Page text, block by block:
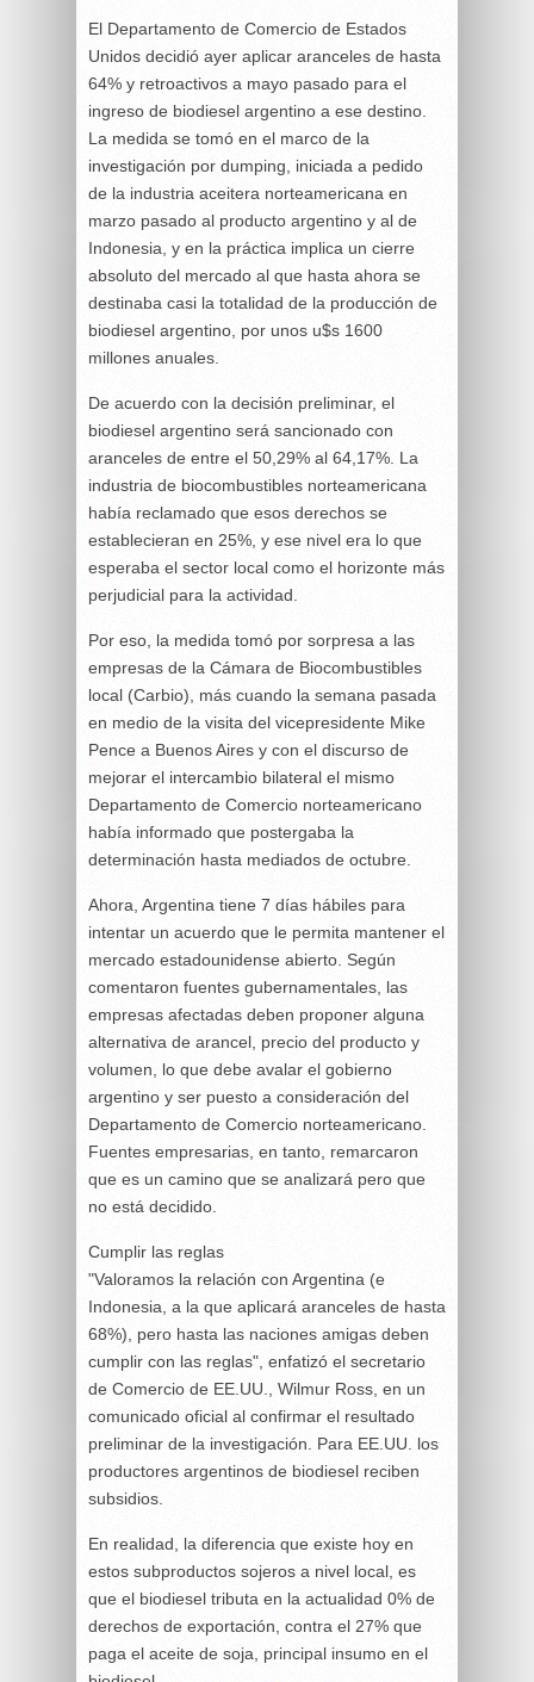
El Departamento de Comercio de Estados
Unidos decidió ayer aplicar aranceles de hasta
64% y retroactivos a mayo pasado para el
ingreso de biodiesel argentino a ese destino.
La medida se tomó en el marco de la
investigación por dumping, iniciada a pedido
de la industria aceitera norteamericana en
marzo pasado al producto argentino y al de
Indonesia, y en la práctica implica un cierre
absoluto del mercado al que hasta ahora se
destinaba casi la totalidad de la producción de
biodiesel argentino, por unos u$s 1600
millones anuales.
De acuerdo con la decisión preliminar, el
biodiesel argentino será sancionado con
aranceles de entre el 50,29% al 64,17%. La
industria de biocombustibles norteamericana
había reclamado que esos derechos se
establecieran en 25%, y ese nivel era lo que
esperaba el sector local como el horizonte más
perjudicial para la actividad.
Por eso, la medida tomó por sorpresa a las
empresas de la Cámara de Biocombustibles
local (Carbio), más cuando la semana pasada
en medio de la visita del vicepresidente Mike
Pence a Buenos Aires y con el discurso de
mejorar el intercambio bilateral el mismo
Departamento de Comercio norteamericano
había informado que postergaba la
determinación hasta mediados de octubre.
Ahora, Argentina tiene 7 días hábiles para
intentar un acuerdo que le permita mantener el
mercado estadounidense abierto. Según
comentaron fuentes gubernamentales, las
empresas afectadas deben proponer alguna
alternativa de arancel, precio del producto y
volumen, lo que debe avalar el gobierno
argentino y ser puesto a consideración del
Departamento de Comercio norteamericano.
Fuentes empresarias, en tanto, remarcaron
que es un camino que se analizará pero que
no está decidido.
Cumplir las reglas
"Valoramos la relación con Argentina (e
Indonesia, a la que aplicará aranceles de hasta
68%), pero hasta las naciones amigas deben
cumplir con las reglas", enfatizó el secretario
de Comercio de EE.UU., Wilmur Ross, en un
comunicado oficial al confirmar el resultado
preliminar de la investigación. Para EE.UU. los
productores argentinos de biodiesel reciben
subsidios.
En realidad, la diferencia que existe hoy en
estos subproductos sojeros a nivel local, es
que el biodiesel tributa en la actualidad 0% de
derechos de exportación, contra el 27% que
paga el aceite de soja, principal insumo en el